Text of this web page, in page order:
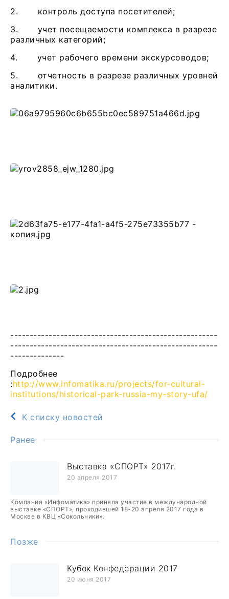
2. контроль доступа посетителей;
3. учет посещаемости комплекса в разрезе
различных категорий;
4. учет рабочего времени экскурсоводов;
5. отчетность в разрезе различных уровней
аналитики.
------------------------------------------------------
------------------------------------------------------
--------------
Подробнее
:http://www.infomatika.ru/projects/for-cultural-
institutions/historical-park-russia-my-story-ufa/
К списку новостей
Ранее
Выставка «СПОРТ» 2017г.
20 апреля 2017
Компания «Инфоматика» приняла участие в международной
выставке «СПОРТ», проходившей 18-20 апреля 2017 года в
Москве в КВЦ «Сокольники».
Позже
Кубок Конфедерации 2017
20 июня 2017